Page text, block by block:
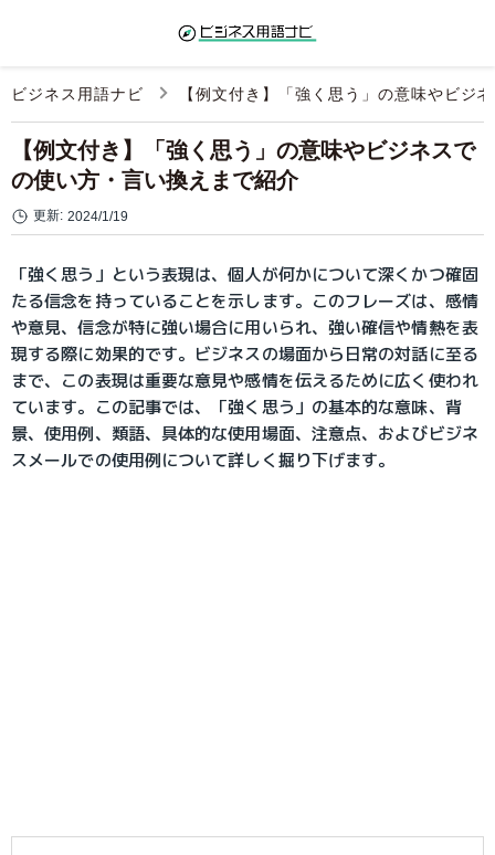
ビジネス用語ナビ 【例文付き】「強く思う」の意味やビジ
【例文付き】「強く思う」の意味やビジネスで
の使い方・言い換えまで紹介
更新: 2024/1/19
「強く思う」という表現は、個人が何かについて深くかつ確固
たる信念を持っていることを示します。このフレーズは、感情
や意見、信念が特に強い場合に用いられ、強い確信や情熱を表
現する際に効果的です。ビジネスの場面から日常の対話に至る
まで、この表現は重要な意見や感情を伝えるために広く使われ
ています。この記事では、「強く思う」の基本的な意味、背
景、使用例、類語、具体的な使用場面、注意点、およびビジネ
スメールでの使用例について詳しく掘り下げます。